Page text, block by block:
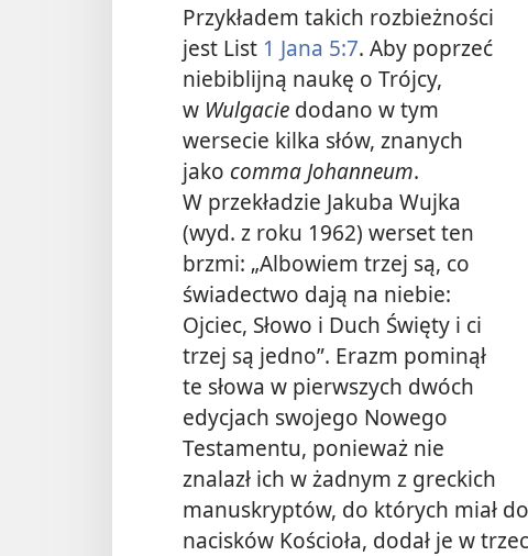
Przykładem takich rozbieżności
jest List 1 Jana 5:7. Aby poprzeć
niebiblijną naukę o Trójcy,
w Wulgacie dodano w tym
wersecie kilka słów, znanych
jako comma Johanneum.
W przekładzie Jakuba Wujka
(wyd. z roku 1962) werset ten
brzmi: „Albowiem trzej są, co
świadectwo dają na niebie:
Ojciec, Słowo i Duch Święty i ci
trzej są jedno”. Erazm pominął
te słowa w pierwszych dwóch
edycjach swojego Nowego
Testamentu, ponieważ nie
znalazł ich w żadnym z greckich
manuskryptów, do których miał
nacisków Kościoła, dodał je w